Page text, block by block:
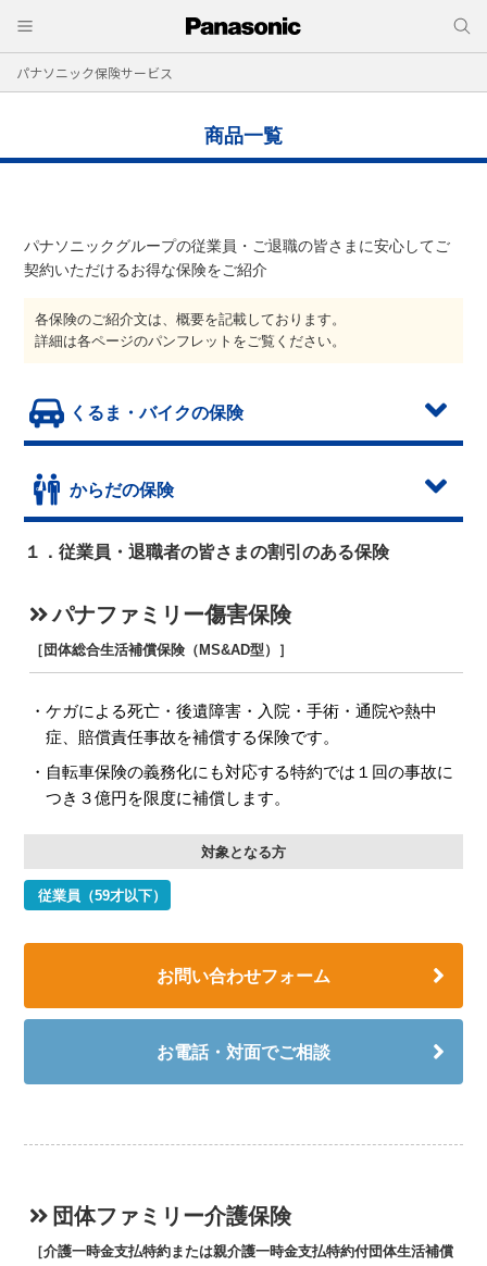
パナソニック保険サービス
商品一覧
パナソニックグループの従業員・ご退職の皆さまに安心してご
契約いただけるお得な保険をご紹介
各保険のご紹介文は、概要を記載しております。
詳細は各ページのパンフレットをご覧ください。
くるま・バイクの保険
からだの保険
１．従業員・退職者の皆さまの割引のある保険
パナファミリー傷害保険
［団体総合生活補償保険（MS&AD型）］
ケガによる死亡・後遺障害・入院・手術・通院や熱中
症、賠償責任事故を補償する保険です。
自転車保険の義務化にも対応する特約では１回の事故に
つき３億円を限度に補償します。
対象となる方
従業員（59才以下）
お問い合わせフォーム
お電話・対面でご相談
団体ファミリー介護保険
［介護一時金支払特約または親介護一時金支払特約付団体生活補償